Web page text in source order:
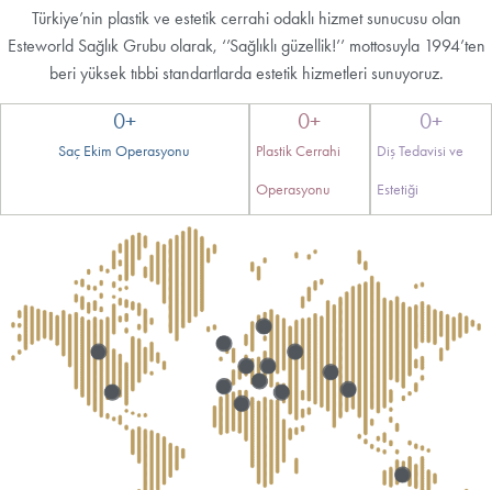
Türkiye’nin plastik ve estetik cerrahi odaklı hizmet sunucusu olan
Esteworld Sağlık Grubu olarak, ‘’Sağlıklı güzellik!’’ mottosuyla 1994’ten
beri yüksek tıbbi standartlarda estetik hizmetleri sunuyoruz.
Saç Ekim Operasyonu
0+
Plastik Cerrahi
Operasyonu
0+
Diş Tedavisi ve
Estetiği
0+